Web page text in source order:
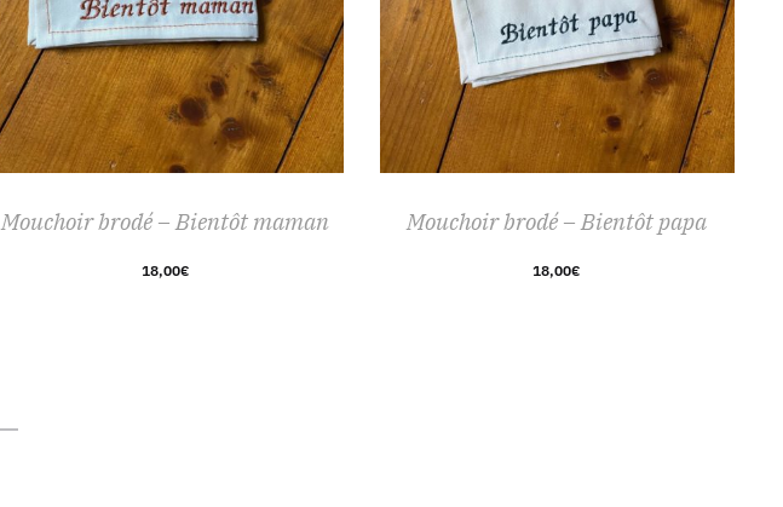
Mouchoir brodé – Bientôt maman
18,00€
Mouchoir brodé – Bientôt papa
18,00€